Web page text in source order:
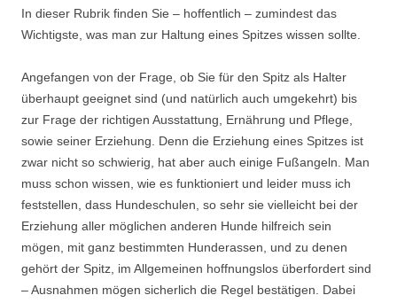
In dieser Rubrik finden Sie – hoffentlich – zumindest das
Wichtigste, was man zur Haltung eines Spitzes wissen sollte.
Angefangen von der Frage, ob Sie für den Spitz als Halter
überhaupt geeignet sind (und natürlich auch umgekehrt) bis
zur Frage der richtigen Ausstattung, Ernährung und Pflege,
sowie seiner Erziehung. Denn die Erziehung eines Spitzes ist
zwar nicht so schwierig, hat aber auch einige Fußangeln. Man
muss schon wissen, wie es funktioniert und leider muss ich
feststellen, dass Hundeschulen, so sehr sie vielleicht bei der
Erziehung aller möglichen anderen Hunde hilfreich sein
mögen, mit ganz bestimmten Hunderassen, und zu denen
gehört der Spitz, im Allgemeinen hoffnungslos überfordert sind
– Ausnahmen mögen sicherlich die Regel bestätigen. Dabei